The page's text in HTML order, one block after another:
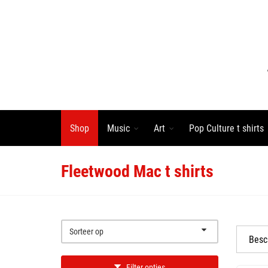
Shop Music Art Pop Culture t shirts
Fleetwood Mac t shirts
Sorteer op